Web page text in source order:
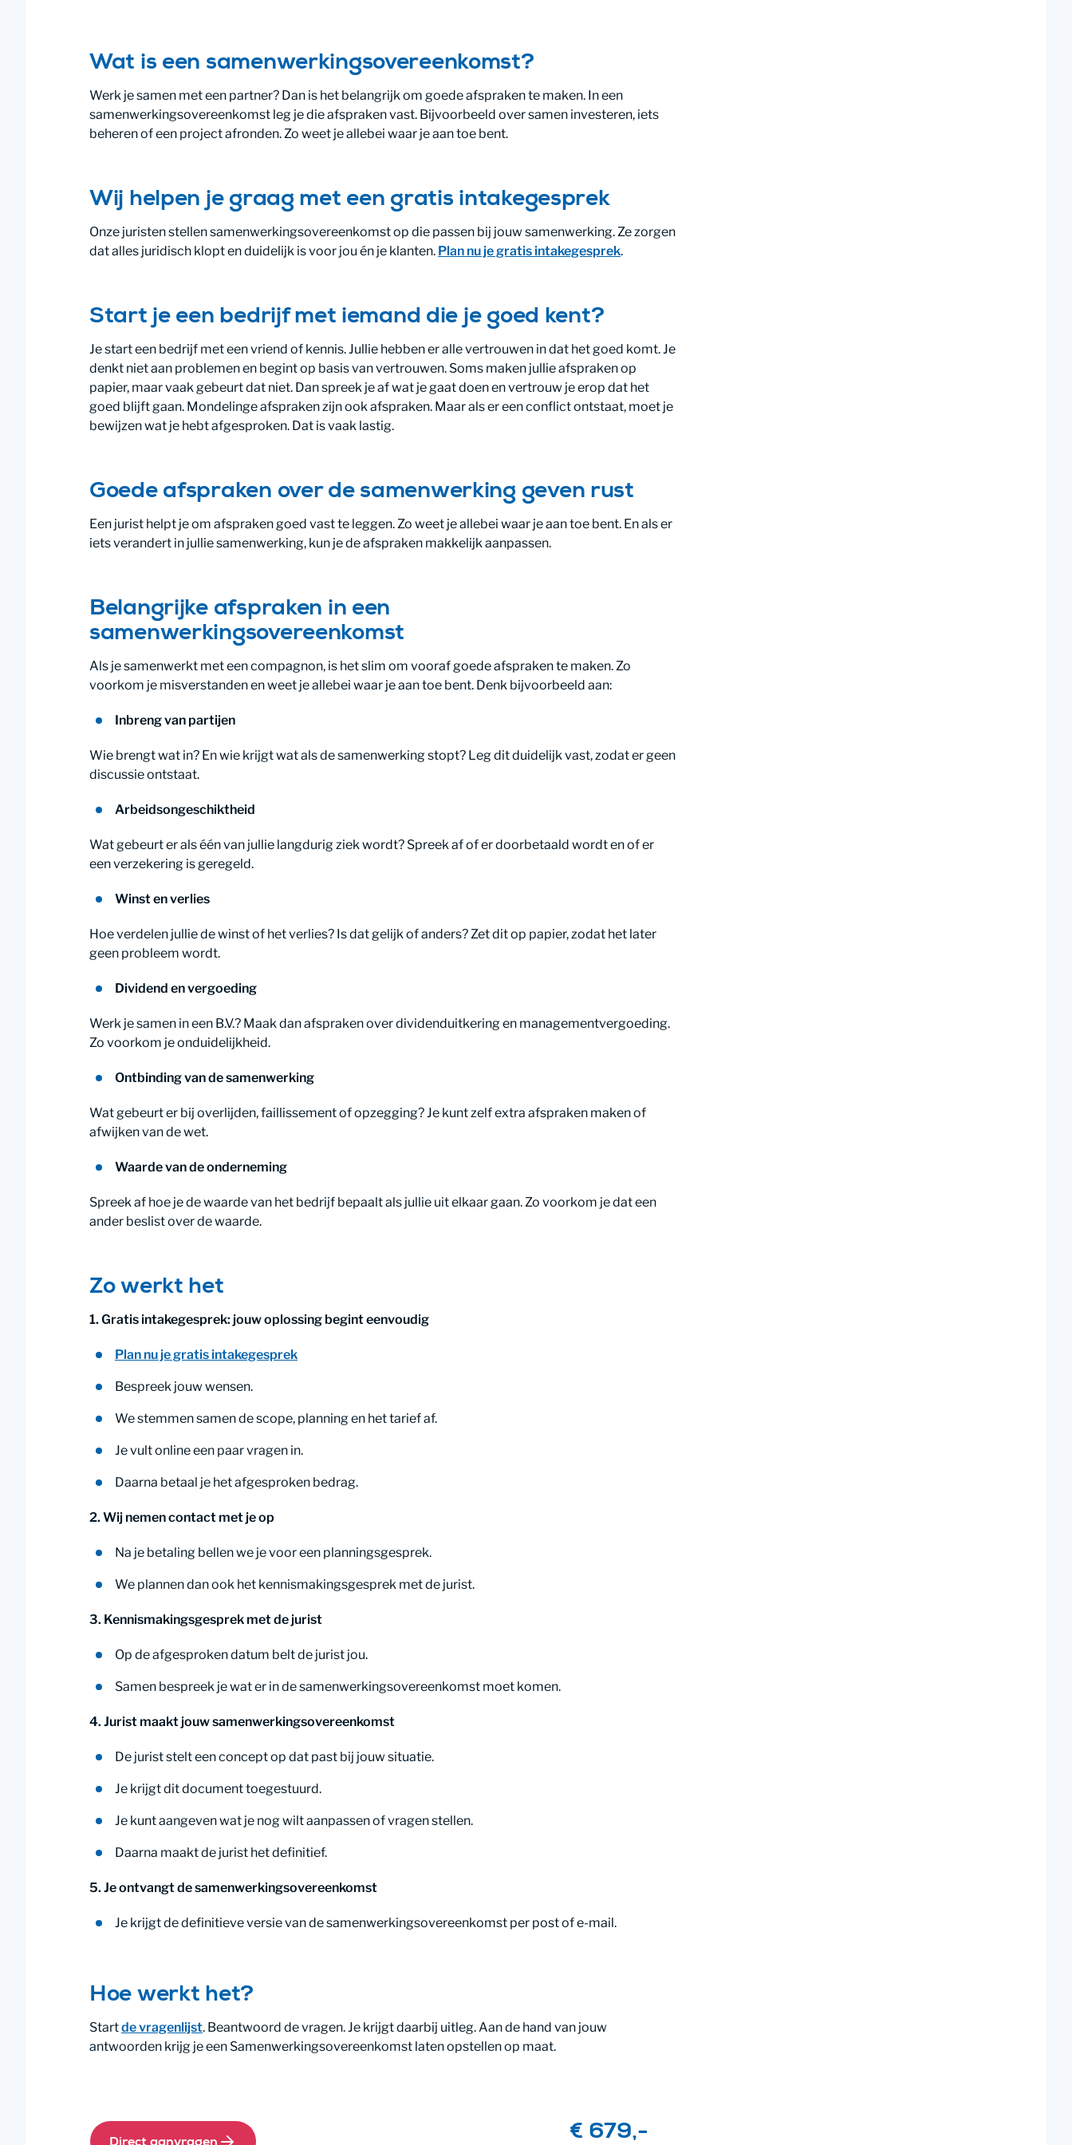
Wat is een samenwerkingsovereenkomst?
Werk je samen met een partner? Dan is het belangrijk om goede afspraken te maken. In een
samenwerkingsovereenkomst leg je die afspraken vast. Bijvoorbeeld over samen investeren, iets
beheren of een project afronden. Zo weet je allebei waar je aan toe bent.
Wij helpen je graag met een gratis intakegesprek
Onze juristen stellen samenwerkingsovereenkomst op die passen bij jouw samenwerking. Ze zorgen
dat alles juridisch klopt en duidelijk is voor jou én je klanten. Plan nu je gratis intakegesprek.
Start je een bedrijf met iemand die je goed kent?
Je start een bedrijf met een vriend of kennis. Jullie hebben er alle vertrouwen in dat het goed komt. Je
denkt niet aan problemen en begint op basis van vertrouwen. Soms maken jullie afspraken op
papier, maar vaak gebeurt dat niet. Dan spreek je af wat je gaat doen en vertrouw je erop dat het
goed blijft gaan. Mondelinge afspraken zijn ook afspraken. Maar als er een conflict ontstaat, moet je
bewijzen wat je hebt afgesproken. Dat is vaak lastig.
Goede afspraken over de samenwerking geven rust
Een jurist helpt je om afspraken goed vast te leggen. Zo weet je allebei waar je aan toe bent. En als er
iets verandert in jullie samenwerking, kun je de afspraken makkelijk aanpassen.
Belangrijke afspraken in een
samenwerkingsovereenkomst
Als je samenwerkt met een compagnon, is het slim om vooraf goede afspraken te maken. Zo
voorkom je misverstanden en weet je allebei waar je aan toe bent. Denk bijvoorbeeld aan:
Inbreng van partijen
Wie brengt wat in? En wie krijgt wat als de samenwerking stopt? Leg dit duidelijk vast, zodat er geen
discussie ontstaat.
Arbeidsongeschiktheid
Wat gebeurt er als één van jullie langdurig ziek wordt? Spreek af of er doorbetaald wordt en of er
een verzekering is geregeld.
Winst en verlies
Hoe verdelen jullie de winst of het verlies? Is dat gelijk of anders? Zet dit op papier, zodat het later
geen probleem wordt.
Dividend en vergoeding
Werk je samen in een B.V.? Maak dan afspraken over dividenduitkering en managementvergoeding.
Zo voorkom je onduidelijkheid.
Ontbinding van de samenwerking
Wat gebeurt er bij overlijden, faillissement of opzegging? Je kunt zelf extra afspraken maken of
afwijken van de wet.
Waarde van de onderneming
Spreek af hoe je de waarde van het bedrijf bepaalt als jullie uit elkaar gaan. Zo voorkom je dat een
ander beslist over de waarde.
Zo werkt het
1. Gratis intakegesprek: jouw oplossing begint eenvoudig
Plan nu je gratis intakegesprek
Bespreek jouw wensen.
We stemmen samen de scope, planning en het tarief af.
Je vult online een paar vragen in.
Daarna betaal je het afgesproken bedrag.
2. Wij nemen contact met je op
Na je betaling bellen we je voor een planningsgesprek.
We plannen dan ook het kennismakingsgesprek met de jurist.
3. Kennismakingsgesprek met de jurist
Op de afgesproken datum belt de jurist jou.
Samen bespreek je wat er in de samenwerkingsovereenkomst moet komen.
4. Jurist maakt jouw samenwerkingsovereenkomst
De jurist stelt een concept op dat past bij jouw situatie.
Je krijgt dit document toegestuurd.
Je kunt aangeven wat je nog wilt aanpassen of vragen stellen.
Daarna maakt de jurist het definitief.
5. Je ontvangt de samenwerkingsovereenkomst
Je krijgt de definitieve versie van de samenwerkingsovereenkomst per post of e-mail.
Hoe werkt het?
Startde vragenlijst. Beantwoord de vragen. Je krijgt daarbij uitleg. Aan de hand van jouw
antwoorden krijg je een Samenwerkingsovereenkomst laten opstellen op maat.
€ 679,-